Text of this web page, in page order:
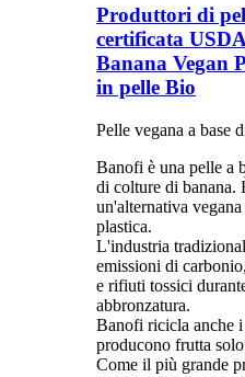
Produttori di
certificata
Banana Vegan
in pelle Bio
Pelle vegana a base
Banofi è una pelle a
di colture di banana.
un'alternativa
plastica.
L'industria
emissioni di
e rifiuti tossici
abbronzatura.
Banofi ricicla anche
producono frutta
Come il più grande